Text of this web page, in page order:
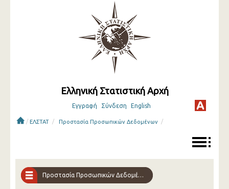
Ελληνική Στατιστική Αρχή
Εγγραφή Σύνδεση English
/ ΕΛΣΤΑΤ / Προστασία Προσωπικών Δεδομένων /
Προστασία Προσωπικών Δεδομένων